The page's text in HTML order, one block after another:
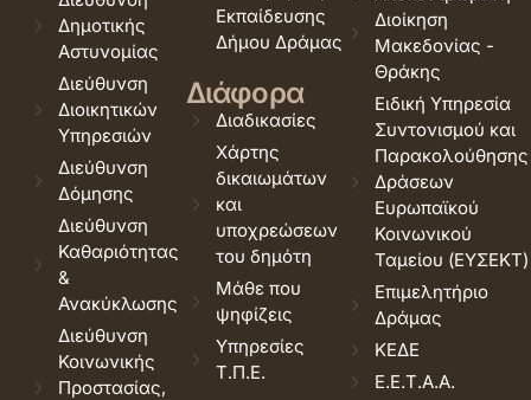
Δημοτικής
Αστυνομίας
Διεύθυνση
Διοικητικών
Υπηρεσιών
Διεύθυνση
Δόμησης
Διεύθυνση
Καθαριότητας
&
Ανακύκλωσης
Διεύθυνση
Κοινωνικής
Προστασίας,
Εκπαίδευσης
Δήμου Δράμας
Διάφορα
Διαδικασίες
Χάρτης
δικαιωμάτων
και
υποχρεώσεων
του δημότη
Μάθε που
ψηφίζεις
Υπηρεσίες
Τ.Π.Ε.
Διοίκηση
Μακεδονίας -
Θράκης
Ειδική Υπηρεσία
Συντονισμού και
Παρακολούθησης
Δράσεων
Ευρωπαϊκού
Κοινωνικού
Ταμείου (ΕΥΣΕΚΤ)
Επιμελητήριο
Δράμας
ΚΕΔΕ
Ε.Ε.Τ.Α.Α.